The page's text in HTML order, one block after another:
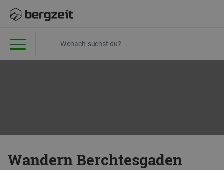
Wandern Berchtesgaden